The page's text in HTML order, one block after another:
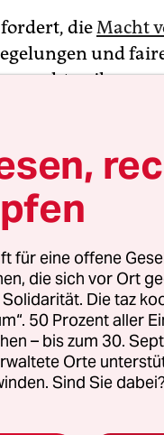
dieMacht
und
machten ihre
während die
die
am
2020 bis 2023
nur um drei
für eine offene
die sich vor Ort
Die taz
50 Prozent aller
– bis zum 30.
Orte
Sind Sie